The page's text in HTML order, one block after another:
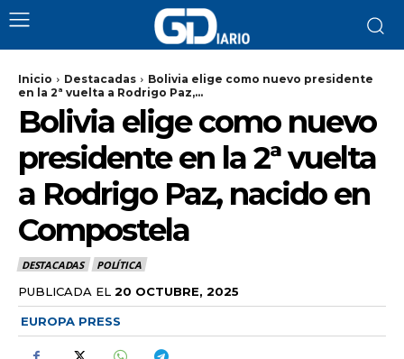
Inicio Destacadas
Bolivia elige como nuevo presidente
en la 2ª vuelta a Rodrigo Paz,...
Bolivia elige como nuevo
presidente en la 2ª vuelta
a Rodrigo Paz, nacido en
Compostela
DESTACADAS POLÍTICA
PUBLICADA EL 20 OCTUBRE, 2025
EUROPA PRESS